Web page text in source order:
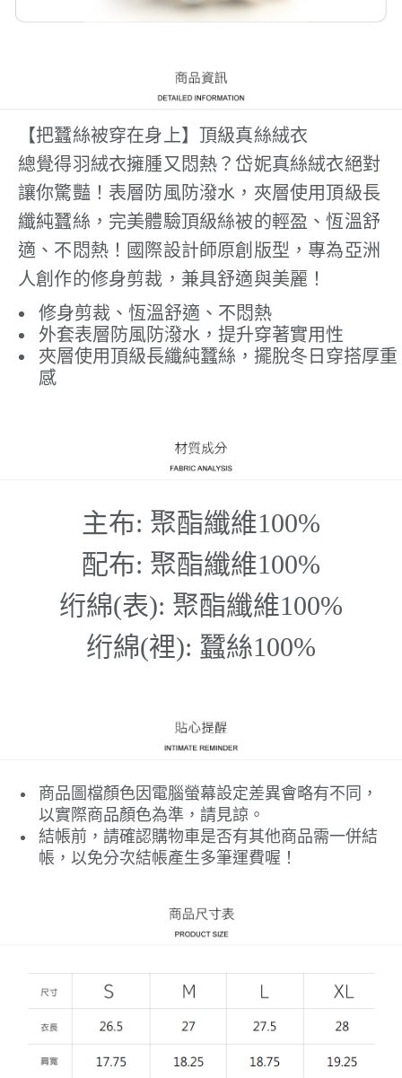
【把蠶絲被穿在身上】頂級真絲絨衣
總覺得羽絨衣擁腫又悶熱？岱妮真絲絨衣絕對
讓你驚豔！表層防風防潑水，夾層使用頂級長
纖純蠶絲，完美體驗頂級絲被的輕盈、恆溫舒
適、不悶熱！國際設計師原創版型，專為亞洲
人創作的修身剪裁，兼具舒適與美麗！
修身剪裁、恆溫舒適、不悶熱
外套表層防風防潑水，提升穿著實用性
夾層使用頂級長纖純蠶絲，擺脫冬日穿搭厚重
感
主布: 聚酯纖維100%
配布: 聚酯纖維100%
绗綿(表): 聚酯纖維100%
绗綿(裡): 蠶絲100%
商品圖檔顏色因電腦螢幕設定差異會略有不同，
以實際商品顏色為準，請見諒。
結帳前，請確認購物車是否有其他商品需一併結
帳，以免分次結帳產生多筆運費喔！